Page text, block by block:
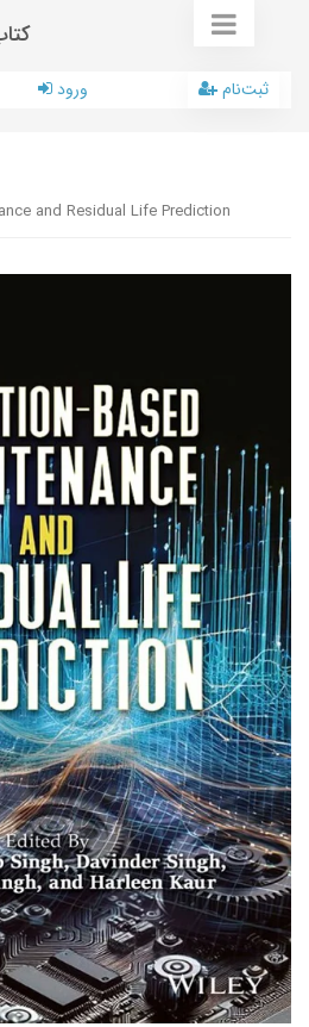
ورود ثبت‌نام
and Residual Life Prediction